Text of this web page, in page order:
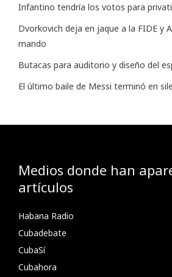
Infantino tendría los votos para
Dvorkovich deja en jaque a la FIDE y
mando
Butacas para auditorio y diseño del
El último baile de Messi terminó en
Medios donde han
artículos
Habana Radio
Cubadebate
CubaSí
Cubahora